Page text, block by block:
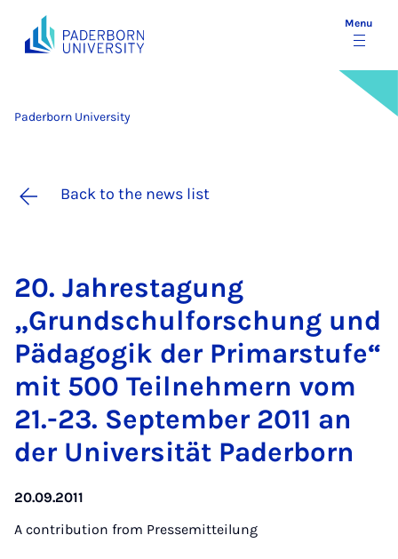
Menu
Paderborn University
Back to the news list
20. Jahresta­gung
„Grundschulforschung und
Päd­ago­gik der Primarstufe“
mit 500 Teil­nehmern vom
21.-23. Septem­ber 2011 an
der Uni­versität Pader­born
20.09.2011
A contribution from Pressemitteilung